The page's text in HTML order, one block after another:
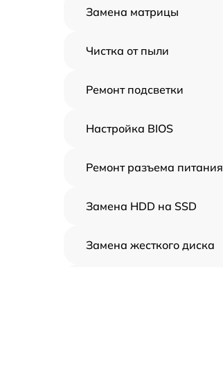
Замена матрицы
Чистка от пыли
Ремонт подсветки
Настройка BIOS
Ремонт разъема питания
Замена HDD на SSD
Замена жесткого диска